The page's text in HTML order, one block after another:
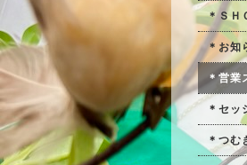
＊ＳＨ
＊お知
＊営業
＊セッ
＊つむ